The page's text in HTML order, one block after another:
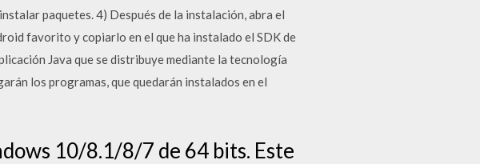
paquetes. 4) Después de la instalación, abra el
favorito y copiarlo en el que ha instalado el SDK de
Java que se distribuye mediante la tecnología
los programas, que quedarán instalados en el
10/8.1/8/7 de 64 bits. Este